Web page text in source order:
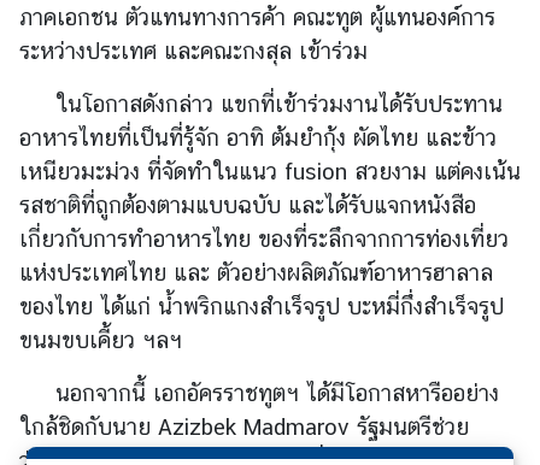
โ
ย
บ
า
ย
ก
า
ร
ต่
า
ง
ป
ะ
เ
ภาคเอกชน ตัวแทนทางการค้า คณะทูต ผู้แทนองค์การ
ระหว่างประเทศ และคณะกงสุล เข้าร่วม
ในโอกาสดังกล่าว แขกที่เข้าร่วมงานได้รับประทาน
อาหารไทยที่เป็นที่รู้จัก อาทิ ต้มยำกุ้ง ผัดไทย และข้าว
เหนียวมะม่วง ที่จัดทำในแนว fusion สวยงาม แต่คงเน้น
รสชาติที่ถูกต้องตามแบบฉบับ และได้รับแจกหนังสือ
เกี่ยวกับการทำอาหารไทย ของที่ระลึกจากการท่องเที่ยว
แห่งประเทศไทย และ ตัวอย่างผลิตภัณฑ์อาหารฮาลาล
ของไทย ได้แก่ น้ำพริกแกงสำเร็จรูป บะหมี่กึ่งสำเร็จรูป
ขนมขบเคี้ยว ฯลฯ
นอกจากนี้ เอกอัครราชทูตฯ ได้มีโอกาสหารืออย่าง
ใกล้ชิดกับนาย Azizbek Madmarov รัฐมนตรีช่วย